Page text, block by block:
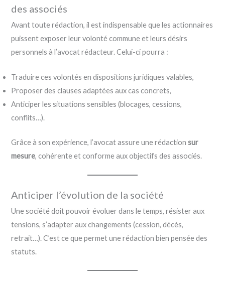
des associés
Avant toute rédaction, il est indispensable que les actionnaires
puissent exposer leur volonté commune et leurs désirs
personnels à l’avocat rédacteur. Celui-ci pourra :
Traduire ces volontés en dispositions juridiques valables,
Proposer des clauses adaptées aux cas concrets,
Anticiper les situations sensibles (blocages, cessions,
conflits…).
Grâce à son expérience, l’avocat assure une rédactionsur
mesure, cohérente et conforme aux objectifs des associés.
Anticiper l’évolution de la société
Une société doit pouvoir évoluer dans le temps, résister aux
tensions, s’adapter aux changements (cession, décès,
retrait…). C’est ce que permet une rédaction bien pensée des
statuts.